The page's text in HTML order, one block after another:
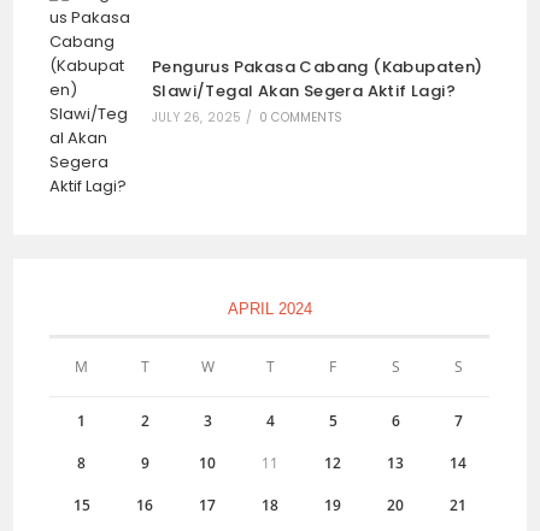
Pengurus Pakasa Cabang (Kabupaten)
Slawi/Tegal Akan Segera Aktif Lagi?
JULY 26, 2025 / 0 COMMENTS
APRIL 2024
M T W T F S S
1 2 3 4 5 6 7
8 9 10 11 12 13 14
15 16 17 18 19 20 21